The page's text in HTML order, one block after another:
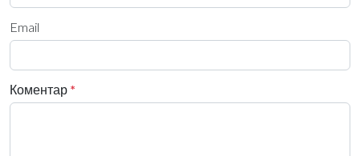
Email
Коментар *